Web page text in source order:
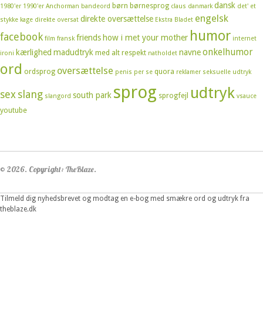
1980'er 1990'er Anchorman bandeord børn børnesprog claus danmark dansk det' et
stykke kage direkte oversat direkte oversættelse Ekstra Bladet engelsk
facebook film fransk friends how i met your mother humor internet
ironi kærlighed madudtryk med alt respekt natholdet navneonkelhumor
ord ordsprog oversættelse penis per se quora reklamer seksuelle udtryk
sexslang slangord south park sprog sprogfejl udtryk vsauce
youtube
© 2026. Copyright: TheBlaze.
Tilmeld dig nyhedsbrevet og modtag en e-bog med smækre ord og udtryk fra
theblaze.dk